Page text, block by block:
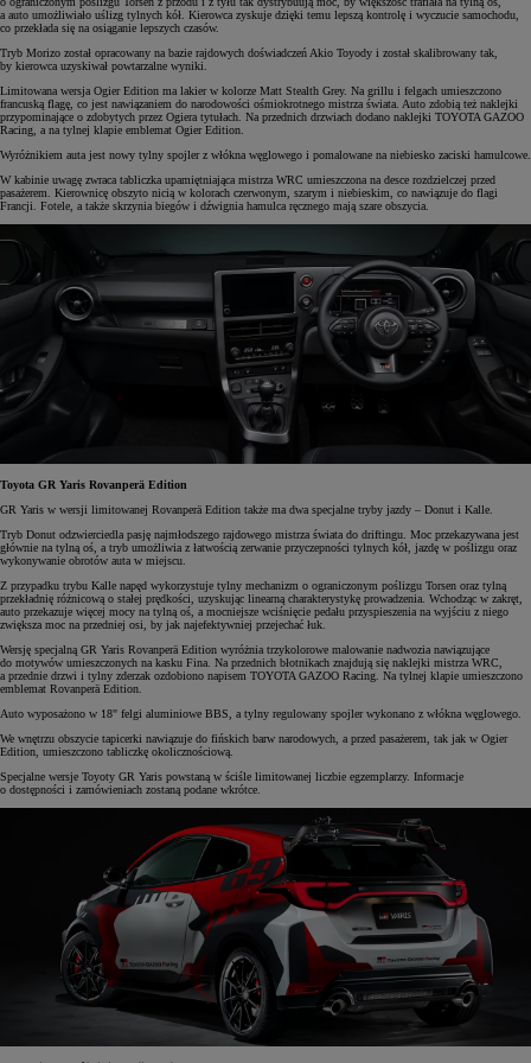
a auto umożliwiało uślizg tylnych kół. Kierowca zyskuje dzięki temu lepszą kontrolę i wyczucie samochodu,
co przekłada się na osiąganie lepszych czasów.
Tryb Morizo został opracowany na bazie rajdowych doświadczeń Akio Toyody i został skalibrowany tak,
by kierowca uzyskiwał powtarzalne wyniki.
Limitowana wersja Ogier Edition ma lakier w kolorze Matt Stealth Grey. Na grillu i felgach umieszczono
francuską flagę, co jest nawiązaniem do narodowości ośmiokrotnego mistrza świata. Auto zdobią też naklejki
przypominające o zdobytych przez Ogiera tytułach. Na przednich drzwiach dodano naklejki TOYOTA GAZOO
Racing, a na tylnej klapie emblemat Ogier Edition.
Wyróżnikiem auta jest nowy tylny spojler z włókna węglowego i pomalowane na niebiesko zaciski hamulcowe.
W kabinie uwagę zwraca tabliczka upamiętniająca mistrza WRC umieszczona na desce rozdzielczej przed
pasażerem. Kierownicę obszyto nicią w kolorach czerwonym, szarym i niebieskim, co nawiązuje do flagi
Francji. Fotele, a także skrzynia biegów i dźwignia hamulca ręcznego mają szare obszycia.
Toyota GR Yaris Rovanperä Edition
GR Yaris w wersji limitowanej Rovanperä Edition także ma dwa specjalne tryby jazdy – Donut i Kalle.
Tryb Donut odzwierciedla pasję najmłodszego rajdowego mistrza świata do driftingu. Moc przekazywana jest
głównie na tylną oś, a tryb umożliwia z łatwością zerwanie przyczepności tylnych kół, jazdę w poślizgu oraz
wykonywanie obrotów auta w miejscu.
Z przypadku trybu Kalle napęd wykorzystuje tylny mechanizm o ograniczonym poślizgu Torsen oraz tylną
przekładnię różnicową o stałej prędkości, uzyskując linearną charakterystykę prowadzenia. Wchodząc w zakręt,
auto przekazuje więcej mocy na tylną oś, a mocniejsze wciśnięcie pedału przyspieszenia na wyjściu z niego
zwiększa moc na przedniej osi, by jak najefektywniej przejechać łuk.
Wersję specjalną GR Yaris Rovanperä Edition wyróżnia trzykolorowe malowanie nadwozia nawiązujące
do motywów umieszczonych na kasku Fina. Na przednich błotnikach znajdują się naklejki mistrza WRC,
a przednie drzwi i tylny zderzak ozdobiono napisem TOYOTA GAZOO Racing. Na tylnej klapie umieszczono
emblemat Rovanperä Edition.
Auto wyposażono w 18" felgi aluminiowe BBS, a tylny regulowany spojler wykonano z włókna węglowego.
We wnętrzu obszycie tapicerki nawiązuje do fińskich barw narodowych, a przed pasażerem, tak jak w Ogier
Edition, umieszczono tabliczkę okolicznościową.
Specjalne wersje Toyoty GR Yaris powstaną w ściśle limitowanej liczbie egzemplarzy. Informacje
o dostępności i zamówieniach zostaną podane wkrótce.